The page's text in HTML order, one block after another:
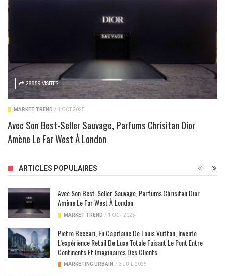
28859 VISITES
MARKET TREND / 1 OCT 2025
Avec Son Best-Seller Sauvage, Parfums Chrisitan Dior
Amène Le Far West À London
ARTICLES POPULAIRES
Avec Son Best-Seller Sauvage, Parfums Chrisitan Dior
Amène Le Far West À London
MARKET TREND / 1 OCT 2025
Pietro Beccari, En Capitaine De Louis Vuitton, Invente
L’expérience Retail De Luxe Totale Faisant Le Pont Entre
Continents Et Imaginaires Des Clients
MARKETING URBAIN / 3 JUIL 2025